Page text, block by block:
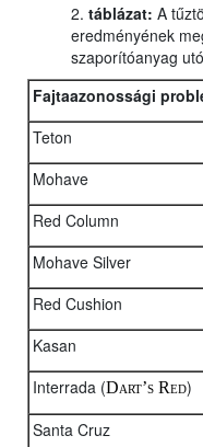
2. táblázat: A
eredményének
szaporítóanyag
Fajtaazonossági
Teton
Mohave
Red Column
Mohave Silver
Red Cushion
Kasan
Interrada (Dart’s Red)
Santa Cruz